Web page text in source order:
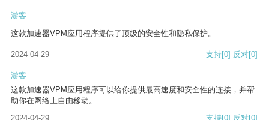
游客
这款加速器VPM应用程序提供了顶级的安全性和隐私保护。
2024-04-29 支持[0] 反对[0]
游客
这款加速器VPM应用程序可以给你提供最高速度和安全性的连接，并帮
助你在网络上自由移动。
2024-04-29
支持[0] 反对[0]